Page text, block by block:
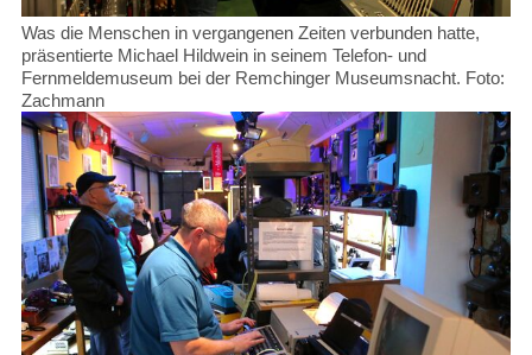
Was die Menschen in vergangenen Zeiten verbunden hatte,
präsentierte Michael Hildwein in seinem Telefon- und
Fernmeldemuseum bei der Remchinger Museumsnacht. Foto:
Zachmann